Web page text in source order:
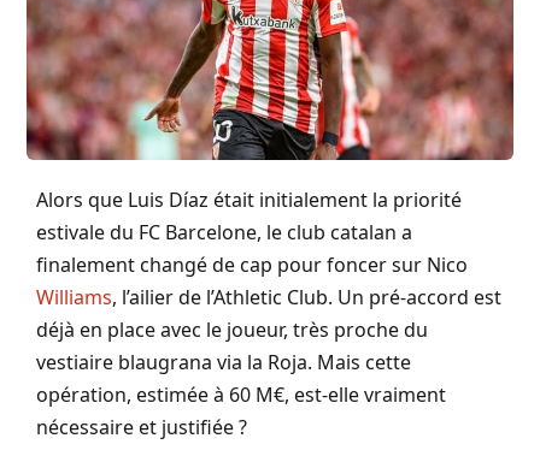
Alors que Luis Díaz était initialement la priorité
estivale du FC Barcelone, le club catalan a
finalement changé de cap pour foncer sur Nico
Williams, l’ailier de l’Athletic Club. Un pré-accord est
déjà en place avec le joueur, très proche du
vestiaire blaugrana via la Roja. Mais cette
opération, estimée à 60 M€, est-elle vraiment
nécessaire et justifiée ?